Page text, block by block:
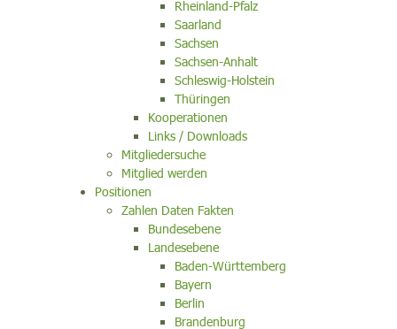
Rheinland-Pfalz
Saarland
Sachsen
Sachsen-Anhalt
Schleswig-Holstein
Thüringen
Kooperationen
Links / Downloads
Mitgliedersuche
Mitglied werden
Positionen
Zahlen Daten Fakten
Bundesebene
Landesebene
Baden-Württemberg
Bayern
Berlin
Brandenburg